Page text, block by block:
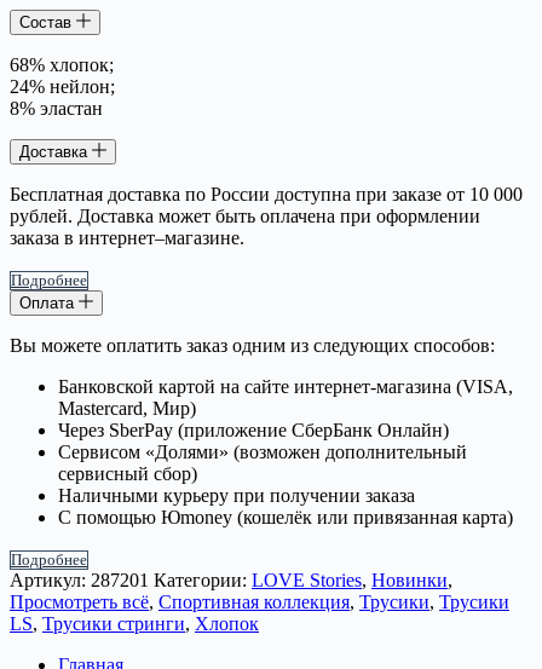
Состав
68% хлопок;
24% нейлон;
8% эластан
Доставка
Бесплатная доставка по России доступна при заказе от 10 000
рублей. Доставка может быть оплачена при оформлении
заказа в интернет–магазине.
Подробнее
Оплата
Вы можете оплатить заказ одним из следующих способов:
Банковской картой на сайте интернет-магазина (VISA,
Mastercard, Мир)
Через SberPay (приложение СберБанк Онлайн)
Сервисом «Долями» (возможен дополнительный
сервисный сбор)
Наличными курьеру при получении заказа
С помощью Юmoney (кошелёк или привязанная карта)
Подробнее
Артикул: 287201 Категории: LOVE Stories, Новинки,
Просмотреть всё, Спортивная коллекция, Трусики, Трусики
LS, Трусики стринги, Хлопок